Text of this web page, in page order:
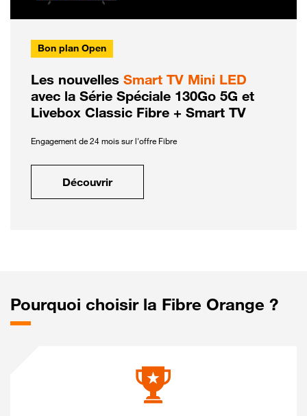
Bon plan Open
Les nouvelles Smart TV Mini LED
avec la Série Spéciale 130Go 5G et
Livebox Classic Fibre + Smart TV
Engagement de 24 mois sur l'offre Fibre
Découvrir
Pourquoi choisir la Fibre Orange ?